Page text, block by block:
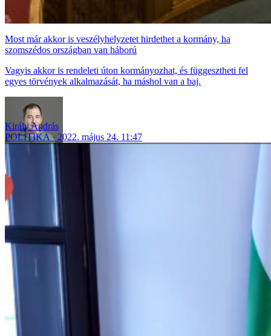
Most már akkor is veszélyhelyzetet hirdethet a kormány, ha
szomszédos országban van háború
Vagyis akkor is rendeleti úton kormányozhat, és függesztheti fel
egyes törvények alkalmazását, ha máshol van a baj.
Király András
POLITIKA
2022. május 24. 11:47